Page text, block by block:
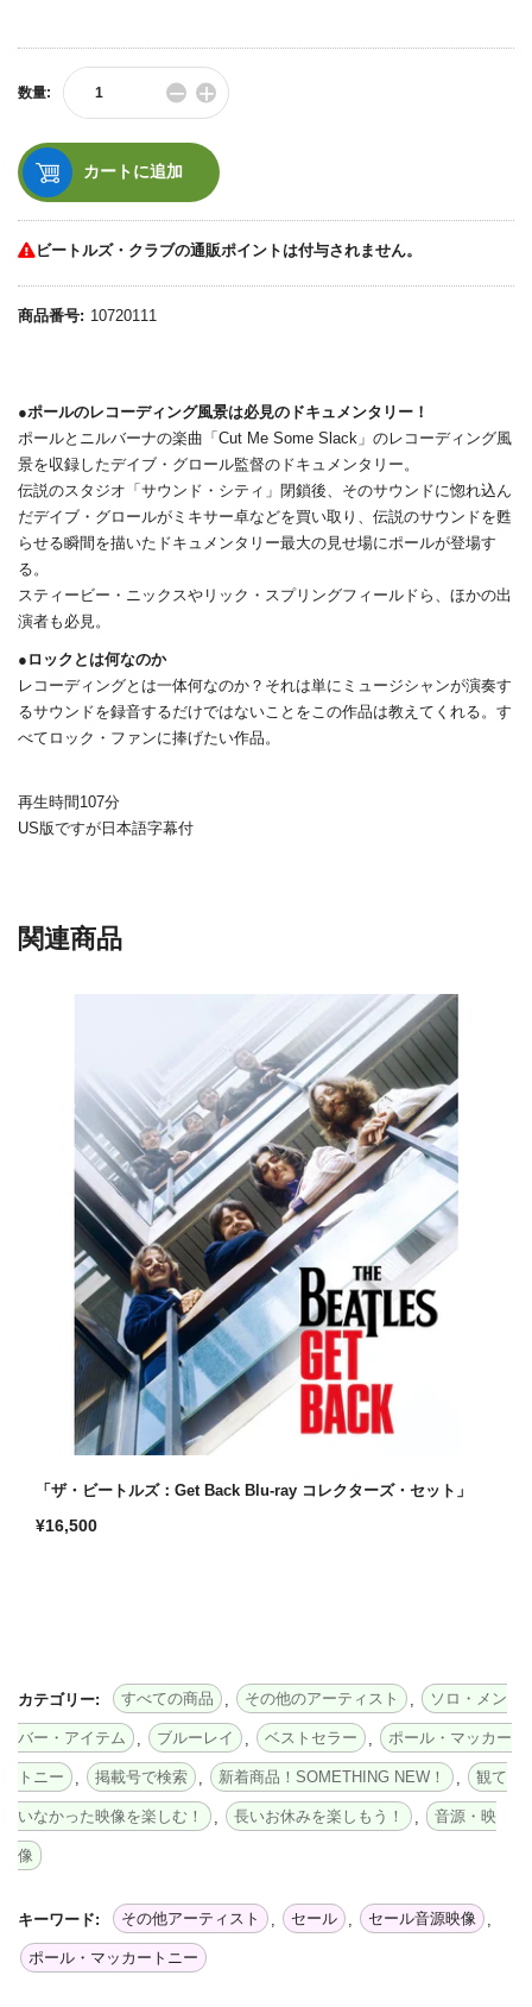
数量: −
数
を
減
ら
す
+
数
を
増
や
す
カートに追加
ビートルズ・クラブの通販ポイントは付与されません。
商品番号: 10720111
●ポールのレコーディング風景は必見のドキュメンタリー！
ポールとニルバーナの楽曲「Cut Me Some Slack」のレコーディング風
景を収録したデイブ・グロール監督のドキュメンタリー。
伝説のスタジオ「サウンド・シティ」閉鎖後、そのサウンドに惚れ込ん
だデイブ・グロールがミキサー卓などを買い取り、伝説のサウンドを甦
らせる瞬間を描いたドキュメンタリー最大の見せ場にポールが登場す
る。
スティービー・ニックスやリック・スプリングフィールドら、ほかの出
演者も必見。
●ロックとは何なのか
レコーディングとは一体何なのか？それは単にミュージシャンが演奏す
るサウンドを録音するだけではないことをこの作品は教えてくれる。す
べてロック・ファンに捧げたい作品。
再生時間107分
US版ですが日本語字幕付
関連商品
「ザ・ビートルズ：Get Back Blu-ray コレクターズ・セット」
通
¥16,500
カテゴリー: すべての商品 , その他のアーティスト , ソロ・メン
バー・アイテム , ブルーレイ , ベストセラー , ポール・マッカー
トニー , 掲載号で検索 , 新着商品！SOMETHING NEW！ , 観て
いなかった映像を楽しむ！ , 長いお休みを楽しもう！ , 音源・映
像
キーワード: その他アーティスト , セール , セール音源映像 ,
ポール・マッカートニー